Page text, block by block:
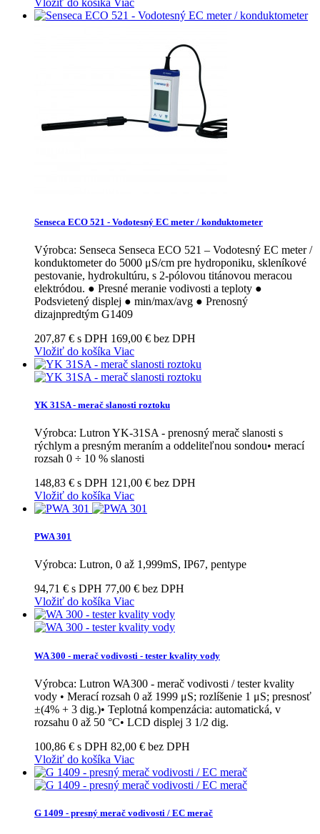
Vložiť do košíka Viac
Senseca ECO 521 - Vodotesný EC meter / konduktometer
Výrobca: Senseca Senseca ECO 521 – Vodotesný EC meter /
konduktometer do 5000 μS/cm pre hydroponiku, skleníkové
pestovanie, hydrokultúru, s 2-pólovou titánovou meracou
elektródou. ● Presné meranie vodivosti a teploty ●
Podsvietený displej ● min/max/avg ● Prenosný
dizajnpredtým G1409
207,87 € s DPH 169,00 € bez DPH
Vložiť do košíka Viac
YK 31SA - merač slanosti roztoku
Výrobca: Lutron YK-31SA - prenosný merač slanosti s
rýchlym a presným meraním a oddeliteľnou sondou• merací
rozsah 0 ÷ 10 % slanosti
148,83 € s DPH 121,00 € bez DPH
Vložiť do košíka Viac
PWA 301
Výrobca: Lutron, 0 až 1,999mS, IP67, pentype
94,71 € s DPH 77,00 € bez DPH
Vložiť do košíka Viac
WA 300 - merač vodivosti - tester kvality vody
Výrobca: Lutron WA300 - merač vodivosti / tester kvality
vody • Merací rozsah 0 až 1999 μS; rozlíšenie 1 μS; presnosť
±(4% + 3 dig.)• Teplotná kompenzácia: automatická, v
rozsahu 0 až 50 °C• LCD displej 3 1/2 dig.
100,86 € s DPH 82,00 € bez DPH
Vložiť do košíka Viac
G 1409 - presný merač vodivosti / EC merač